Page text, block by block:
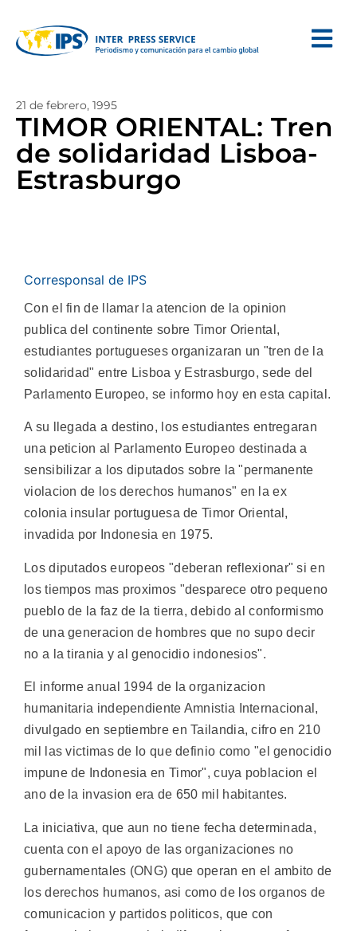
21 de febrero, 1995
TIMOR ORIENTAL: Tren
de solidaridad Lisboa-
Estrasburgo
Corresponsal de IPS
Con el fin de llamar la atencion de la opinion
publica del continente sobre Timor Oriental,
estudiantes portugueses organizaran un "tren de la
solidaridad" entre Lisboa y Estrasburgo, sede del
Parlamento Europeo, se informo hoy en esta capital.
A su llegada a destino, los estudiantes entregaran
una peticion al Parlamento Europeo destinada a
sensibilizar a los diputados sobre la "permanente
violacion de los derechos humanos" en la ex
colonia insular portuguesa de Timor Oriental,
invadida por Indonesia en 1975.
Los diputados europeos "deberan reflexionar" si en
los tiempos mas proximos "desparece otro pequeno
pueblo de la faz de la tierra, debido al conformismo
de una generacion de hombres que no supo decir
no a la tirania y al genocidio indonesios".
El informe anual 1994 de la organizacion
humanitaria independiente Amnistia Internacional,
divulgado en septiembre en Tailandia, cifro en 210
mil las victimas de lo que definio como "el genocidio
impune de Indonesia en Timor", cuya poblacion el
ano de la invasion era de 650 mil habitantes.
La iniciativa, que aun no tiene fecha determinada,
cuenta con el apoyo de las organizaciones no
gubernamentales (ONG) que operan en el ambito de
los derechos humanos, asi como de los organos de
comunicacion y partidos politicos, que con